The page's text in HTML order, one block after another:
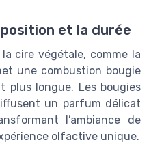
et la durée
cire végétale, comme la
une combustion bougie
plus longue. Les bougies
un parfum délicat
l’ambiance de
olfactive unique.